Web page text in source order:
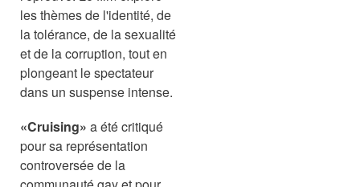
les thèmes de l'identité, de
la tolérance, de la sexualité
et de la corruption, tout en
plongeant le spectateur
dans un suspense intense.
«Cruising» a été critiqué
pour sa représentation
controversée de la